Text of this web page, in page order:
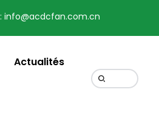
info@acdcfan.com.cn
Actualités